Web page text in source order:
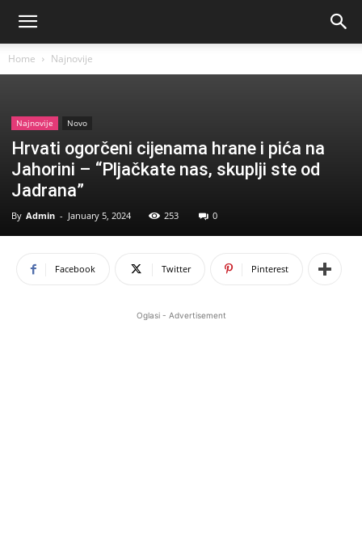
Home Najnovije
Najnovije Novo
Hrvati ogorčeni cijenama hrane i pića na
Jahorini – “Pljačkate nas, skuplji ste od
Jadrana”
By Admin - January 5, 2024 253 0
Facebook Twitter Pinterest
Oglasi - Advertisement